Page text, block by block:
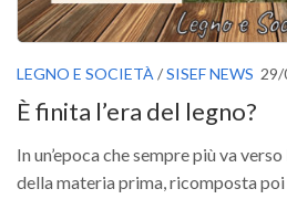
Corsi di Aggiornamento
Giornate di Studio
Opportunità di Lavoro
Rassegne
LEGNO E SOCIETÀ /SISEF NEWS
È finita l’era del legno?
In un’epoca che sempre più va
della materia prima, ricomposta poi